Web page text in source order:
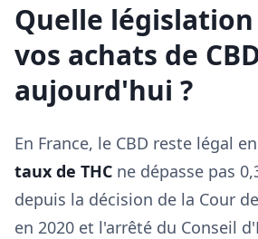
Quelle
vos achats de
aujourd'hui ?
En France, le CBD reste légal
taux de THC ne dépasse pas
depuis la décision de la Cour
en 2020 et l'arrêté du Conseil